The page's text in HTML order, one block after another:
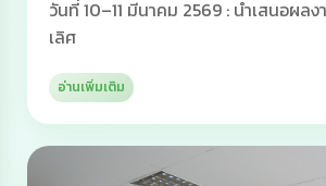
วันที่ 10–11 มีนาคม 2569 : นำเสนอผล
เลิศ
อ่านเพิ่มเติม